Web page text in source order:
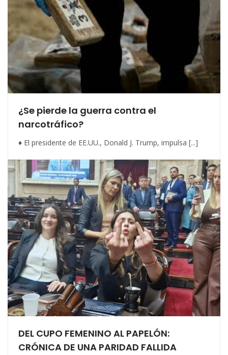
¿Se pierde la guerra contra el
narcotráfico?
♦ El presidente de EE.UU., Donald J. Trump, impulsa [...]
DEL CUPO FEMENINO AL PAPELÓN:
CRÓNICA DE UNA PARIDAD FALLIDA